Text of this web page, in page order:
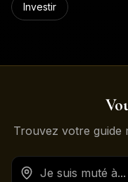
Investir
Trouvez votre guide